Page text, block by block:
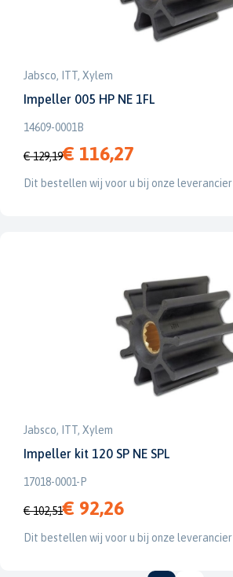
Jabsco, ITT, Xylem
Impeller 005 HP NE 1FL
14609-0001B
€ 129,19€ 116,27
Dit bestellen wij voor u bij onze leverancier
Jabsco, ITT, Xylem
Impeller kit 120 SP NE SPL
17018-0001-P
€ 102,51€ 92,26
Dit bestellen wij voor u bij onze leverancier